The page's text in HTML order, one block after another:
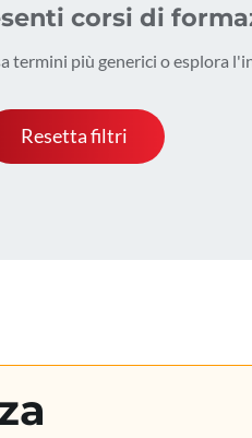
corsi di
termini più generici o esplora
Resetta filtri